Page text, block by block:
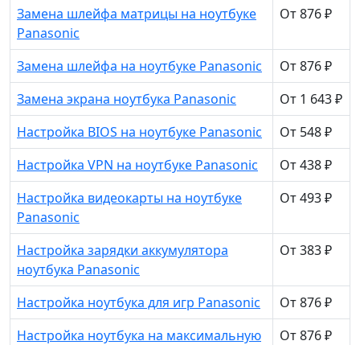
Замена шлейфа матрицы на ноутбуке
Panasonic
От 876 ₽
Замена шлейфа на ноутбуке Panasonic
От 876 ₽
Замена экрана ноутбука Panasonic
От 1 643 ₽
Настройка BIOS на ноутбуке Panasonic
От 548 ₽
Настройка VPN на ноутбуке Panasonic
От 438 ₽
Настройка видеокарты на ноутбуке
Panasonic
От 493 ₽
Настройка зарядки аккумулятора
ноутбука Panasonic
От 383 ₽
Настройка ноутбука для игр Panasonic
От 876 ₽
Настройка ноутбука на максимальную
От 876 ₽